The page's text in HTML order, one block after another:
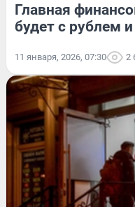
Главная
будет с рублем
11 января, 2026, 07:30 2